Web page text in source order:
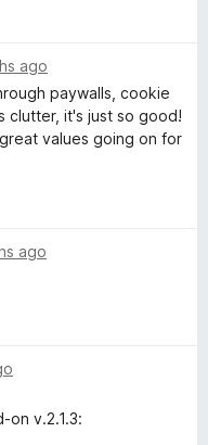
ago
paywalls, cookie
clutter, it's just so good!
values going on for
ago
on v.2.1.3: